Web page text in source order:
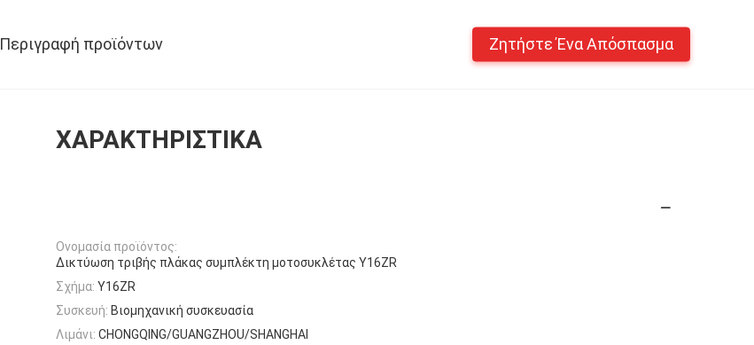
Περιγραφή προϊόντων Ζητήστε Ένα Απόσπασμα
ΧΑΡΑΚΤΗΡΙΣΤΙΚΆ
Ονομασία προϊόντος:
Δικτύωση τριβής πλάκας συμπλέκτη μοτοσυκλέτας Y16ZR
Σχήμα: Y16ZR
Συσκευή: Βιομηχανική συσκευασία
Λιμάνι: CHONGQING/GUANGZHOU/SHANGHAI